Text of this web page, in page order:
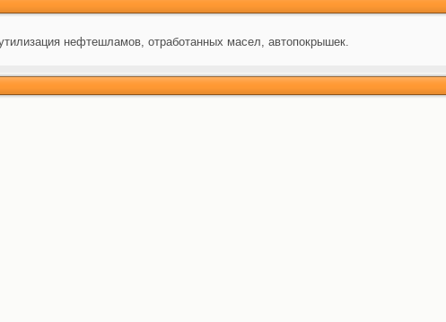
нефтешламов, отработанных масел, автопокрышек.